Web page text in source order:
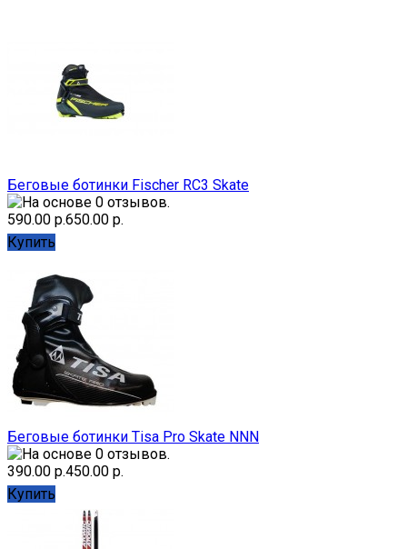
Беговые ботинки Fischer RC3 Skate
590.00 р.650.00 р.
Купить
Беговые ботинки Tisa Pro Skate NNN
390.00 р.450.00 р.
Купить